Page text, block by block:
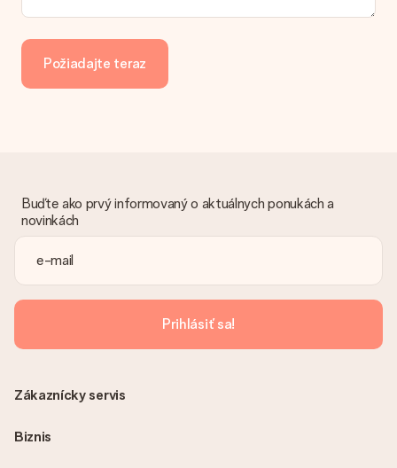
Ponúkame tieto spôsoby platby: iDeal, Paypal, kreditná karta,
manuálneho prevodu platby, prosím, vezmite do úvahy
dodatočný 3 dni na doručenie Vášho daru.
Je faktúra odoslaná spolu s objednávkou?
S objednávkou nie je odoslaná žiadna faktúra. Faktúru
svojom účte MySurprise. To znamená, že môžete mať dar
doručený priamo príjemcovi, čo z neho robí skutočné
prekvapenie!
Požiadajte teraz
Buďte ako prvý informovaný o aktuálnych ponukách a
novinkách
Prihlásiť sa!
Zákaznícky servis
Biznis